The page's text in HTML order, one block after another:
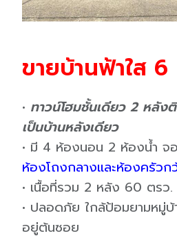
ขายบ้านฟ้าใส 6
• ทาวน์โฮมชั้นเดียว 2 หลัง
เป็นบ้านหลังเดียว
• มี 4 ห้องนอน 2 ห้องน้ำ
ห้องโถงกลางและห้องครัวก
• เนื้อที่รวม 2 หลัง 60 ตรว.
• ปลอดภัย ใกล้ป้อมยามหมู่บ้
อยู่ต้นซอย